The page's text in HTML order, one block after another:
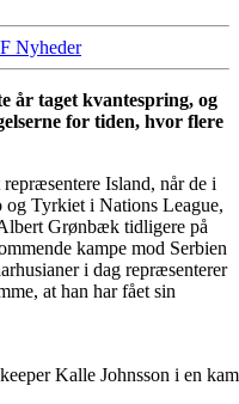
Nyheder
år taget kvantespring, og
for tiden, hvor flere
Island, når de i
og Tyrkiet i Nations League,
Grønbæk tidligere på
kampe mod Serbien
i dag repræsenterer
at han har fået sin
Kalle Johnsson i en